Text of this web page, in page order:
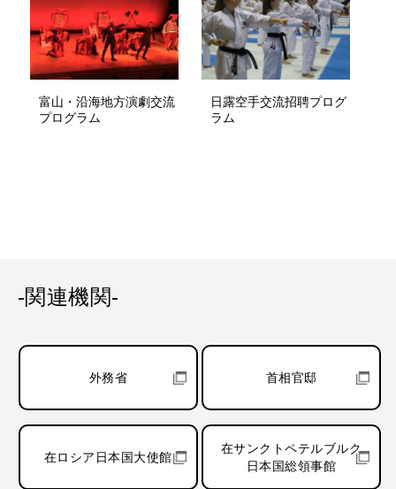
富山・沿海地方演劇交流
プログラム
日露空手交流招聘プログ
ラム
-関連機関-
外務省 首相官邸
在ロシア日本国大使館
在サンクトペテルブルク
日本国総領事館